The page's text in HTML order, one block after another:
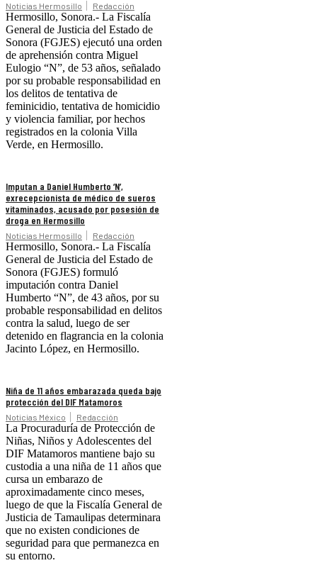
Noticias Hermosillo Redacción
Hermosillo, Sonora.- La Fiscalía
General de Justicia del Estado de
Sonora (FGJES) ejecutó una orden
de aprehensión contra Miguel
Eulogio “N”, de 53 años, señalado
por su probable responsabilidad en
los delitos de tentativa de
feminicidio, tentativa de homicidio
y violencia familiar, por hechos
registrados en la colonia Villa
Verde, en Hermosillo.
Imputan a Daniel Humberto ‘N’,
exrecepcionista de médico de sueros
vitaminados, acusado por posesión de
droga en Hermosillo
Noticias Hermosillo Redacción
Hermosillo, Sonora.- La Fiscalía
General de Justicia del Estado de
Sonora (FGJES) formuló
imputación contra Daniel
Humberto “N”, de 43 años, por su
probable responsabilidad en delitos
contra la salud, luego de ser
detenido en flagrancia en la colonia
Jacinto López, en Hermosillo.
Niña de 11 años embarazada queda bajo
protección del DIF Matamoros
Noticias México Redacción
La Procuraduría de Protección de
Niñas, Niños y Adolescentes del
DIF Matamoros mantiene bajo su
custodia a una niña de 11 años que
cursa un embarazo de
aproximadamente cinco meses,
luego de que la Fiscalía General de
Justicia de Tamaulipas determinara
que no existen condiciones de
seguridad para que permanezca en
su entorno.